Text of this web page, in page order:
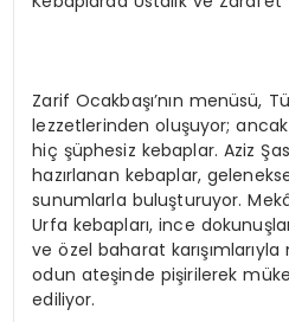
Zarif Ocakbaşı’nın menüsü,
lezzetlerinden oluşuyor; ancak
hiç şüphesiz kebaplar. Aziz
hazırlanan kebaplar,
sunumlarla buluşturuyor.
Urfa kebapları, ince
ve özel baharat
odun ateşinde pişirilerek
ediliyor.